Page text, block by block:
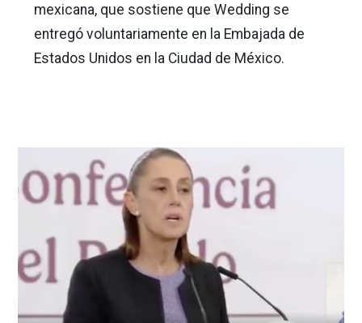
mexicana, que sostiene que Wedding se
entregó voluntariamente en la Embajada de
Estados Unidos en la Ciudad de México.